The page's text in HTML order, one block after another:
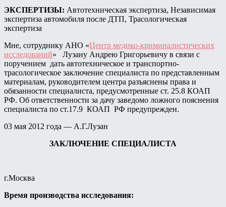
ЭКСПЕРТИЗЫ: Автотехническая экспертиза, Независимая
экспертиза автомобиля после ДТП, Трасологическая
экспертиза
Мне, сотруднику АНО «Центр медико-криминалистических
исследований» Лузану Андрею Григорьевичу в связи с
поручением дать автотехническое и транспортно-
трасологическое заключение специалиста по представленным
материалам, руководителем центра разъяснены права и
обязанности специалиста, предусмотренные ст. 25.8 КОАП
РФ. Об ответственности за дачу заведомо ложного пояснения
специалиста по ст.17.9 КОАП РФ предупрежден.
03 мая 2012 года — А.Г.Лузан
ЗАКЛЮЧЕНИЕ СПЕЦИАЛИСТА
г.Москва
Время производства исследования: